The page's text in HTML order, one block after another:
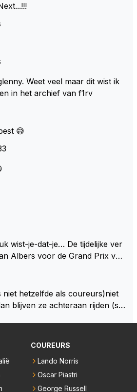
Herbert? Next...!!!
Weet veel maar dit wist ik
in het archief van f1rv
😅
Albers voor de Grand Prix van
de race daarna werd het st
door Sakon Yamamot
keer dat een Spyker ooit aan
aan alle kanten door iederee
later opgeven vanwege een
d
een officiële Formule 1 race r
niet hetzelfde als coureurs)niet
blijven ze achteraan rijden (so
COUREURS
Lando Norris
Oscar Piastri
George Russell